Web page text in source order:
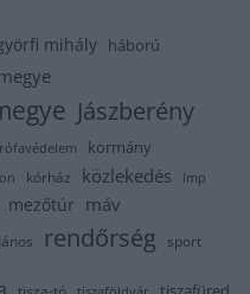
mihály háború
Jászberény
kormány
kórház közlekedés lmp
mezőtúr máv
rendőrség sport